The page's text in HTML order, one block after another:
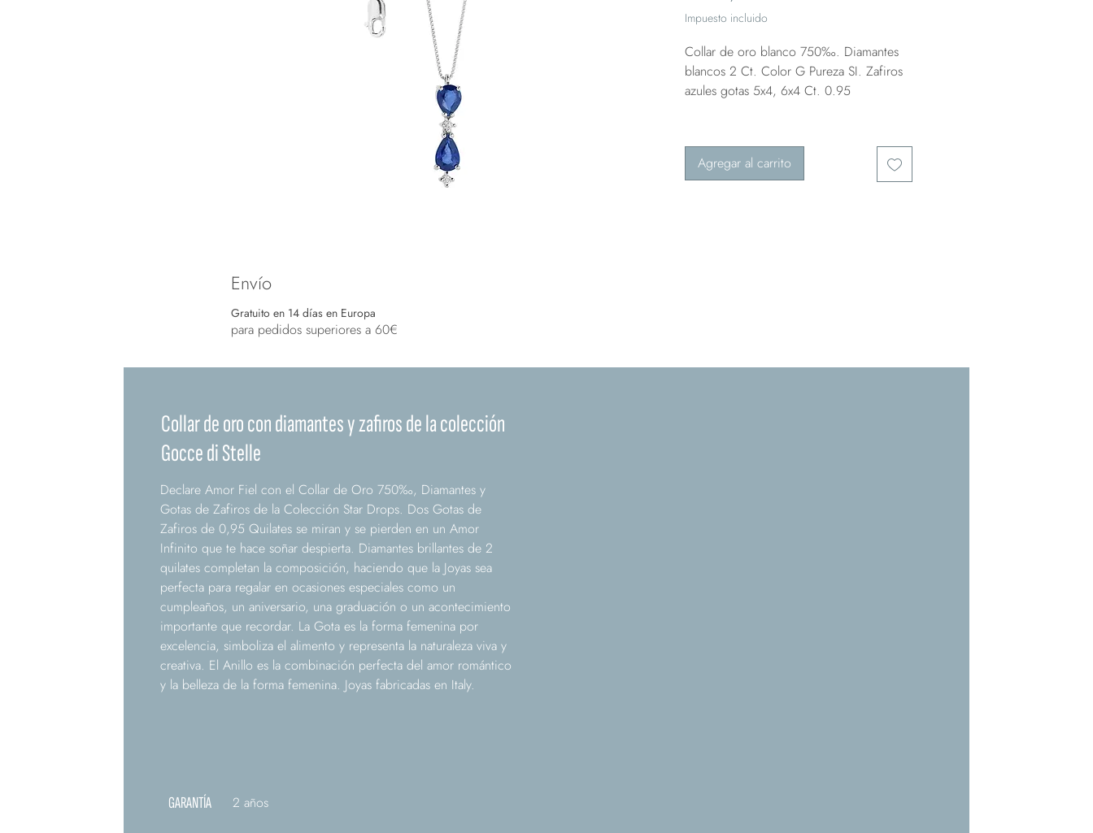
Impuesto incluido
Collar de oro blanco 750‰. Diamantes
blancos 2 Ct. Color G Pureza SI. Zafiros
azules gotas 5x4, 6x4 Ct. 0.95
Agregar al carrito
Envío
Gratuito en 14 días en Europa
para pedidos superiores a 60€
Collar de oro con diamantes y zafiros de la colección
Gocce di Stelle
Declare Amor Fiel con el Collar de Oro 750‰, Diamantes y
Gotas de Zafiros de la Colección Star Drops. Dos Gotas de
Zafiros de 0,95 Quilates se miran y se pierden en un Amor
Infinito que te hace soñar despierta. Diamantes brillantes de 2
quilates completan la composición, haciendo que la Joyas sea
perfecta para regalar en ocasiones especiales como un
cumpleaños, un aniversario, una graduación o un acontecimiento
importante que recordar. La Gota es la forma femenina por
excelencia, simboliza el alimento y representa la naturaleza viva y
creativa. El Anillo es la combinación perfecta del amor romántico
y la belleza de la forma femenina. Joyas fabricadas en Italy.
GARANTÍA 2 años